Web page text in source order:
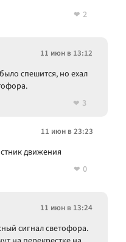
2
11 июн в 13:12
спешится, но ехал
3
11 июн в 23:23
движения
0
11 июн в 13:24
сигнал светофора.